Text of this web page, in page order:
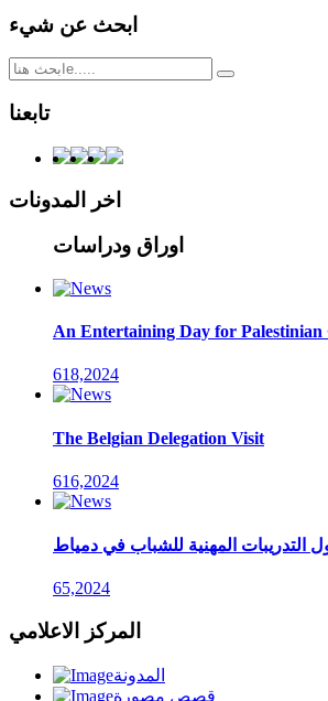
ابحث عن شيء
تابعنا
اخر المدونات
اوراق ودراسات
An Entertaining Day for Palestinian
618,2024
The Belgian Delegation Visit
616,2024
التدريبات المهنية للشباب في دمياط
65,2024
المركز الاعلامي
المدونة
قصص مصورة